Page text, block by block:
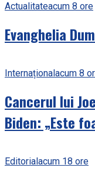
Actualitateacum 8 ore
Evanghelia
Internațional acum 8
Cancerul lui
Biden: „Este
Editorialacum 18 ore